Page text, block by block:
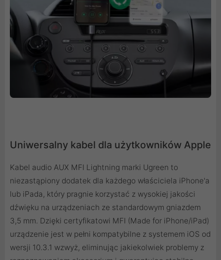
Uniwersalny kabel dla użytkowników Apple
Kabel audio AUX MFI Lightning marki Ugreen to
niezastąpiony dodatek dla każdego właściciela iPhone'a
lub iPada, który pragnie korzystać z wysokiej jakości
dźwięku na urządzeniach ze standardowym gniazdem
3,5 mm. Dzięki certyfikatowi MFI (Made for iPhone/iPad)
urządzenie jest w pełni kompatybilne z systemem iOS od
wersji 10.3.1 wzwyż, eliminując jakiekolwiek problemy z